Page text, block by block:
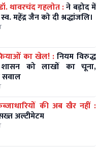
थावरचंद गहलोत :ने बड़ोद में
महेंद्र जैन को दी श्रद्धांजलि।
का खेल! :नियम विरुद्ध
शासन को लाखों का चूना,
सवाल
की अब खैर नहीं :
अल्टीमेटम